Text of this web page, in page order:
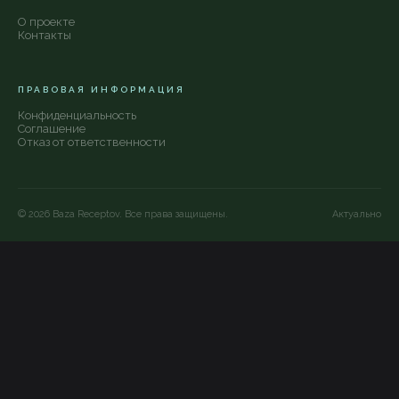
О проекте
Контакты
ПРАВОВАЯ ИНФОРМАЦИЯ
Конфиденциальность
Соглашение
Отказ от ответственности
© 2026 Baza Receptov. Все права защищены. Актуально